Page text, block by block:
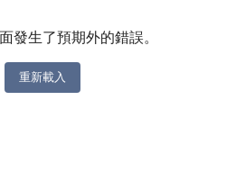
發生了預期外的錯誤。
重新載入